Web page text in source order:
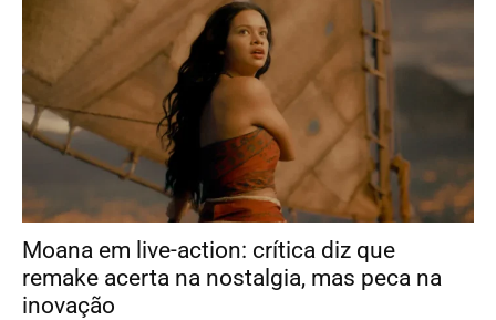
Moana em live-action: crítica diz que
remake acerta na nostalgia, mas peca na
inovação